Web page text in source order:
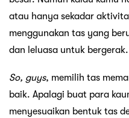
atau hanya sekadar
menggunakan tas yang
dan leluasa untuk bergerak.
So, guys, memilih tas
baik. Apalagi buat para
menyesuaikan bentuk tas